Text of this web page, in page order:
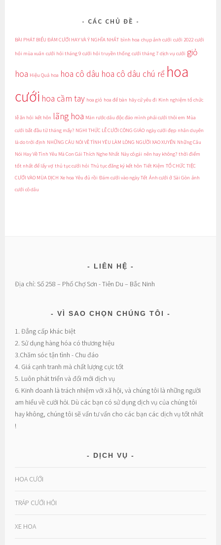
CÁC CHỦ ĐỀ
BÀI PHÁT BIỂU ĐÁM CƯỚI HAY VÀ Ý NGHĨA NHẤT bình hoa chụp ảnh cưới cưới 2022 cưới
hỏi mùa xuân cưới hỏi tháng 9 cưới hỏi truyền thống cưới tháng 7 dịch vụ cưới giỏ
hoa Hiệu Quả hoa hoa cô dâu hoa cô dâu chú rể hoa
cưới hoa cầm tay hoa giỏ hoa để bàn hãy cứ yêu đi Kinh nghiệm tổ chức
lễ ăn hỏi kết hôn lãng hoa Màn rước dâu độc đáo mình phải cưới thôi em Mùa
cưới bắt đầu từ tháng mấy? NGHI THỨC LỄ CƯỚI CÔNG GIÁO ngày cưới đẹp nhân duyên
là do trời định NHỮNG CÂU NÓI VỀ TÌNH YÊU LÀM LÒNG NGƯỜI XAO XUYẾN Những Câu
Nói Hay Về Tình Yêu Mà Con Gái Thích Nghe Nhất Này cô gái nên hay không? thời điểm
tốt nhất để lấy vợ thủ tục cưới hỏi Thủ tục đăng ký kết hôn Tiết Kiệm TỔ CHỨC TIỆC
CƯỚI VÀO MÙA DỊCH Xe hoa Yêu đủ rồi Đám cưới vào ngày Tết Ảnh cưới ở Sài Gòn ảnh
cưới cô dâu
LIÊN HỆ
Địa chỉ: Số 258 – Phố Chợ Sơn - Tiên Du – Bắc Ninh
VÌ SAO CHỌN CHÚNG TÔI
1. Đẳng cấp khác biệt
2. Sử dụng hàng hóa có thương hiệu
3.Chăm sóc tận tình - Chu đáo
4. Giá cạnh tranh mà chất lượng cực tốt
5. Luôn phát triển và đổi mới dịch vụ
6. Kinh doanh là trách nhiệm với xã hội, và chúng tôi là những người
am hiểu về cưới hỏi. Dù các bạn có sử dụng dịch vụ của chúng tôi
hay không, chúng tôi sẽ vấn tư vấn cho các bạn các dịch vụ tốt nhất
!
DỊCH VỤ
HOA CƯỚI
TRÁP CƯỚI HỎI
XE HOA